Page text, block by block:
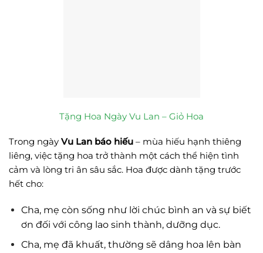
Tặng Hoa Ngày Vu Lan – Giỏ Hoa
Trong ngày Vu Lan báo hiếu – mùa hiếu hạnh thiêng
liêng, việc tặng hoa trở thành một cách thể hiện tình
cảm và lòng tri ân sâu sắc. Hoa được dành tặng trước
hết cho:
Cha, mẹ còn sống như lời chúc bình an và sự biết
ơn đối với công lao sinh thành, dưỡng dục.
Cha, mẹ đã khuất, thường sẽ dâng hoa lên bàn